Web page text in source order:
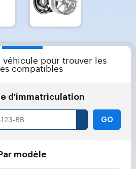
pour trouver les
compatibles
d'immatriculation
GO
Par modèle